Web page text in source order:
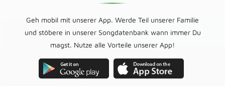
Geh mobil mit unserer App. Werde Teil unserer Familie
und stöbere in unserer Songdatenbank wann immer Du
magst. Nutze alle Vorteile unserer App!